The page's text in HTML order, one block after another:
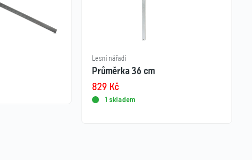
Lesní nářadí
Průměrka 36 cm
829 Kč
1 skladem